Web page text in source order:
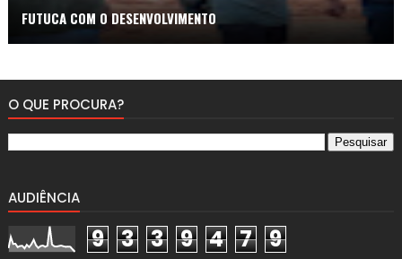
FUTUCA COM O DESENVOLVIMENTO
O QUE PROCURA?
AUDIÊNCIA
9 3 3 9 4 7 9